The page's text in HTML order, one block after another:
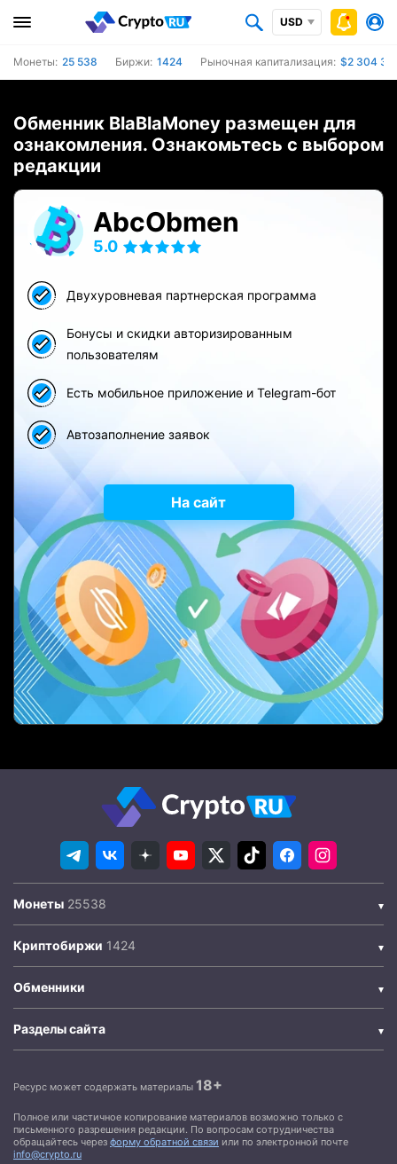
USD
Монеты: 25 538 Биржи: 1424 Рыночная капитализация: $2 304
Обменник BlaBlaMoney размещен для
ознакомления. Ознакомьтесь с выбором
редакции
AbcObmen
5.0
Двухуровневая партнерская программа
Бонусы и скидки авторизированным
пользователям
Есть мобильное приложение и Telegram-бот
Автозаполнение заявок
На сайт
Монеты
Криптобиржи
Обменники
Разделы сайта
Ресурс может содержать материалы 18+
Полное или частичное копирование материалов возможно только с
письменного разрешения редакции. По вопросам сотрудничества
обращайтесь через форму обратной связи или по электронной почте
info@crypto.ru